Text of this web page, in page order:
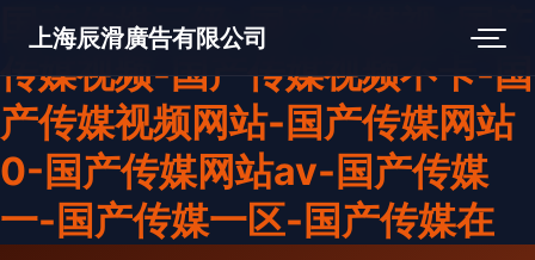
国产传媒三级-国产传媒视-国产
传媒视频-国产传媒视频不卡-国
产传媒视频网站-国产传媒网站
0-国产传媒网站av-国产传媒
一-国产传媒一区-国产传媒在
上海辰滑廣告有限公司